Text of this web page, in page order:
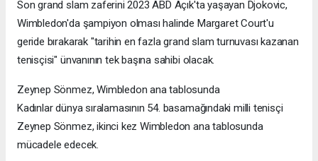
Son grand slam zaferini 2023 ABD Açık'ta yaşayan Djokovic,
Wimbledon'da şampiyon olması halinde Margaret Court'u
geride bırakarak "tarihin en fazla grand slam turnuvası kazanan
tenisçisi" ünvanının tek başına sahibi olacak.
Zeynep Sönmez, Wimbledon ana tablosunda
Kadınlar dünya sıralamasının 54. basamağındaki milli tenisçi
Zeynep Sönmez, ikinci kez Wimbledon ana tablosunda
mücadele edecek.